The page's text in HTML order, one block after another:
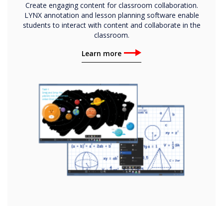
Create engaging content for classroom collaboration.
LYNX annotation and lesson planning software enable
students to interact with content and collaborate in the
classroom.
Learn more